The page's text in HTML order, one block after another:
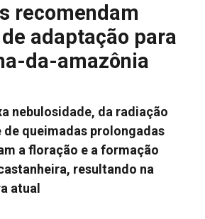
recomendam
adaptação para
da-amazônia
nebulosidade, da radiação
de queimadas prolongadas
a floração e a formação
resultando na
atual